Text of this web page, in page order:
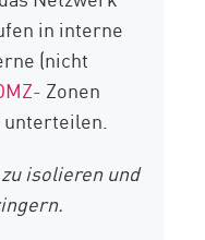
in interne
(nicht
Zonen
unterteilen.
isolieren und